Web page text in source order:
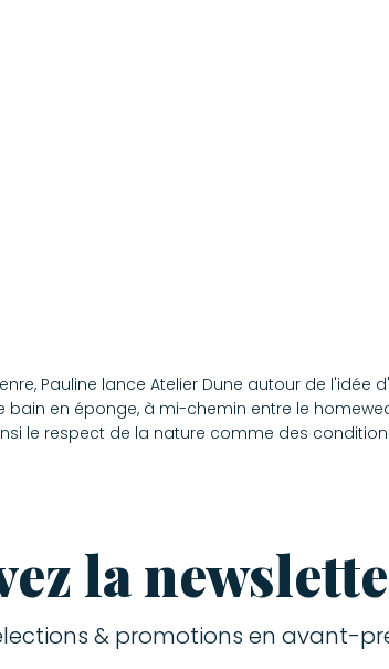
Pauline lance Atelier Dune autour de l'idée
en éponge, à mi-chemin entre le
le respect de la nature comme des
la
& promotions en avant-